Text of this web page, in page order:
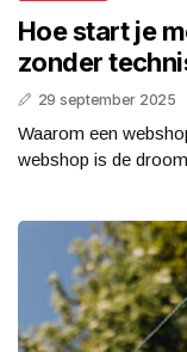
Hoe start je
zonder
29 september 2025
Waarom een
webshop is de